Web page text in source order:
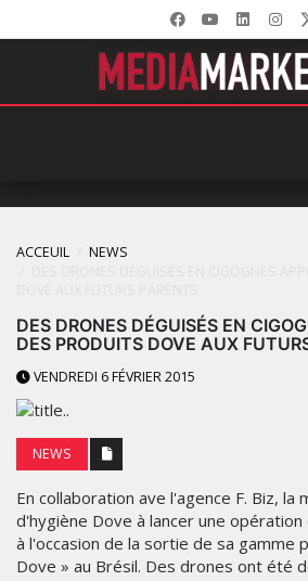
ACCEUIL
NEWS
DES DRONES DÉGUISÉS EN
DES PRODUITS DOVE AUX
VENDREDI 6 FÉVRIER 2015
NEWS
En collaboration ave l'agence F. Biz, la
d'hygiène Dove à lancer une
à l'occasion de la sortie de sa gamme
Dove » au Brésil. Des drones ont été